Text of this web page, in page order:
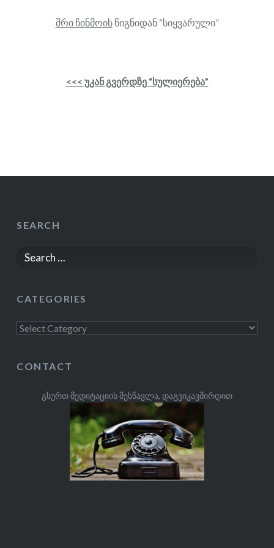
შრი ჩინმოისწიგნიდან “სიყვარული”
<<< უკან გვერდზე “სულიერება”
SEARCH
Search
CATEGORIES
Categories
CONTACT
გსურთ მედიტაციის შესწავლა, დაგვიკავშირდით